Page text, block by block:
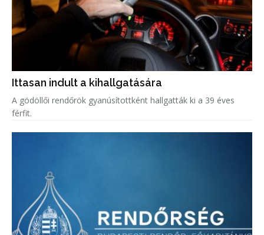
Ittasan indult a kihallgatására
A gödöllői rendőrök gyanúsítottként hallgatták ki a 39 éves
férfit.